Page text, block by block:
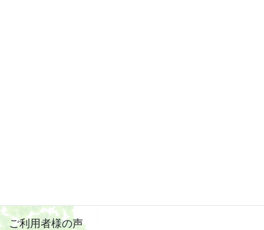
ご利用者様の声